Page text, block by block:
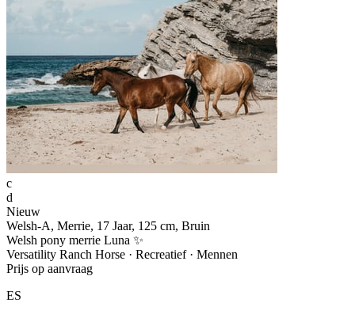
c
d
Nieuw
Welsh-A, Merrie, 17 Jaar, 125 cm, Bruin
Welsh pony merrie Luna ✨
Versatility Ranch Horse · Recreatief · Mennen
Prijs op aanvraag
ES